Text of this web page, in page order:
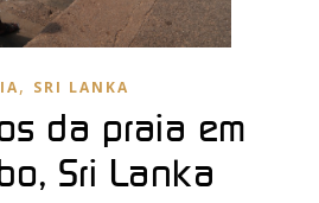
, SRI LANKA
da praia em
Sri Lanka